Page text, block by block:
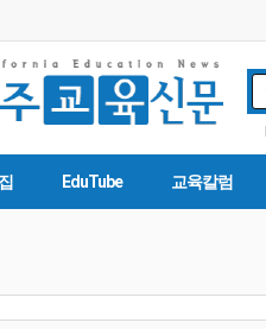
EduTube 교육칼럼